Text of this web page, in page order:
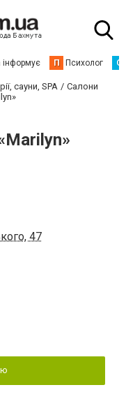
інформує П Психолог С
сауни, SPA
Салони
47